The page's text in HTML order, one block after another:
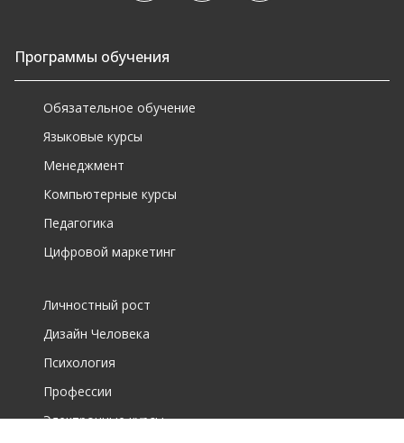
Программы обучения
Обязательное обучение
Языковые курсы
Менеджмент
Компьютерные курсы
Педагогика
Цифровой маркетинг
Личностный рост
Дизайн Человека
Психология
Профессии
Электронные курсы